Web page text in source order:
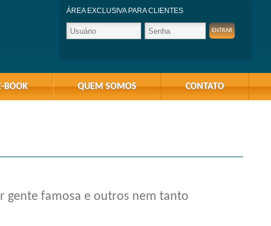
ÁREA EXCLUSIVA PARA CLIENTES
BOOK QUEM SOMOS CONTATO
gente famosa e outros nem tanto